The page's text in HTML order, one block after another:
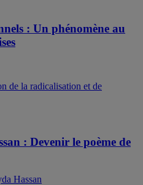
: Un phénomène au
: Devenir le poème de
Hassan